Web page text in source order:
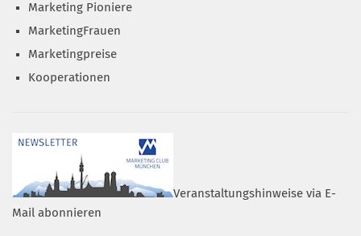
Marketing Pioniere
MarketingFrauen
Marketingpreise
Kooperationen
Veranstaltungshinweise via E-
Mail abonnieren